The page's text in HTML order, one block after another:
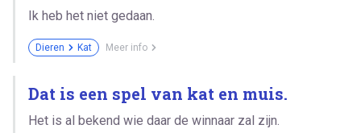
Ik heb het niet gedaan.
Dieren Kat Meer info
Dat is een spel van kat en muis.
Het is al bekend wie daar de winnaar zal zijn.